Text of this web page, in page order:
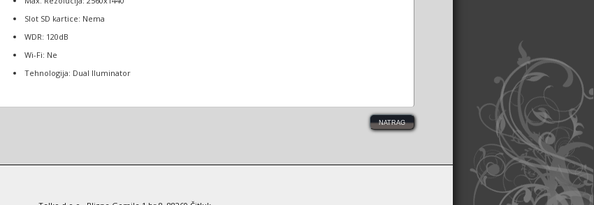
Slot SD kartice: Nema
WDR: 120dB
Wi-Fi: Ne
Tehnologija: Dual Iluminator